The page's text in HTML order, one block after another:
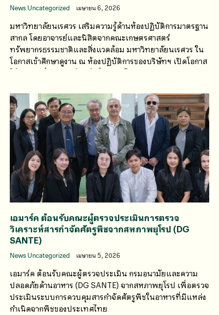
News Uncategorized เมษายน 6, 2026
มหาวิทยาลัยนเรศวร เสริมความรู้ด้านห้องปฏิบัติการมาตรฐาน
สากล โดยอาจารย์และนิสิตจากคณะเกษตรศาสตร์
ทรัพยากรธรรมชาติและสิ่งแวดล้อม มหาวิทยาลัยนเรศวร ใน
โอกาสเข้าศึกษาดูงาน ณ ห้องปฏิบัติการของบริษัทฯ เปิดโอกาส
ให้แลกเปลี่ยนความรู้กับผู้เชี่ยวชาญโดยตรง
เอมาร์ค ต้อนรับคณะผู้ตรวจประเมินการตรวจ
วิเคราะห์สารกำจัดศัตรูพืชจากสหภาพยุโรป (DG
SANTE)
News Uncategorized เมษายน 5, 2026
เอมาร์ค ต้อนรับคณะผู้ตรวจประเมิน กรมอนามัยและความ
ปลอดภัยด้านอาหาร (DG SANTE) จากสหภาพยุโรป เพื่อตรวจ
ประเมินระบบการควบคุมสารกำจัดศัตรูพืชในอาหารที่มีแหล่ง
กำเนิดจากพืชของประเทศไทย